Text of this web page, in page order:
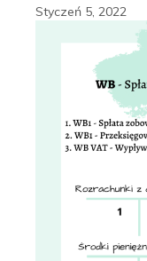
Styczeń 5, 2022